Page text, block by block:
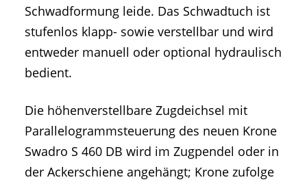
Schwadformung leide. Das Schwadtuch ist
stufenlos klapp- sowie verstellbar und wird
entweder manuell oder optional hydraulisch
bedient.
Die höhenverstellbare Zugdeichsel mit
Parallelogrammsteuerung des neuen Krone
Swadro S 460 DB wird im Zugpendel oder in
der Ackerschiene angehängt; Krone zufolge